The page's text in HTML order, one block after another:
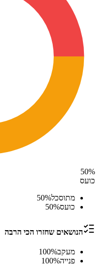
50%
כועס
מתוסכל
50%
כועס
50%
הנושאים שחזרו הכי הרבה
מעקב 100%
פנייה
100%